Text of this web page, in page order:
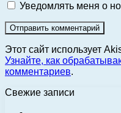
Уведомлять меня о
Этот сайт использует
Узнайте, как
комментариев.
Свежие записи